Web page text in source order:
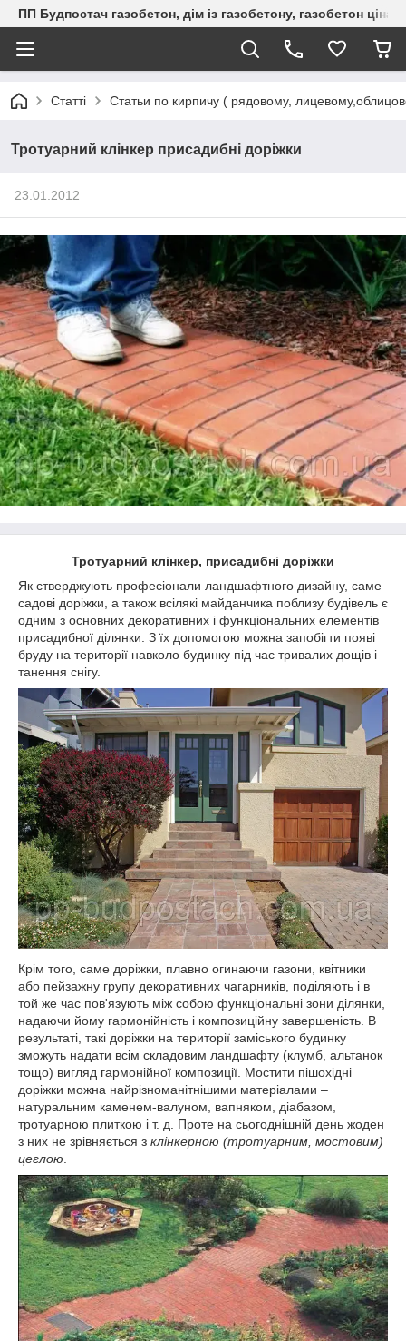
ПП Будпостач газобетон, дім із газобетону, газобетон
Статті Статьи по кирпичу ( рядовому,
Тротуарний клінкер присадибні доріжки
23.01.2012
Тротуарний клінкер, присадибні доріжки
Як стверджують професіонали ландшафтного дизайну, саме
садові доріжки, а також всілякі майданчика поблизу будівель є
одним з основних декоративних і функціональних елементів
присадибної ділянки. З їх допомогою можна запобігти появі
бруду на території навколо будинку під час тривалих дощів і
танення снігу.
Крім того, саме доріжки, плавно огинаючи газони, квітники
або пейзажну групу декоративних чагарників, поділяють і в
той же час пов'язують між собою функціональні зони ділянки,
надаючи йому гармонійність і композиційну завершеність. В
результаті, такі доріжки на території заміського будинку
зможуть надати всім складовим ландшафту (клумб, альтанок
тощо) вигляд гармонійної композиції. Мостити пішохідні
доріжки можна найрізноманітнішими матеріалами –
натуральним каменем-валуном, вапняком, діабазом,
тротуарною плиткою і т. д. Проте на сьогоднішній день жоден
з них не зрівняється з клінкерною (тротуарним, мостовим)
цеглою